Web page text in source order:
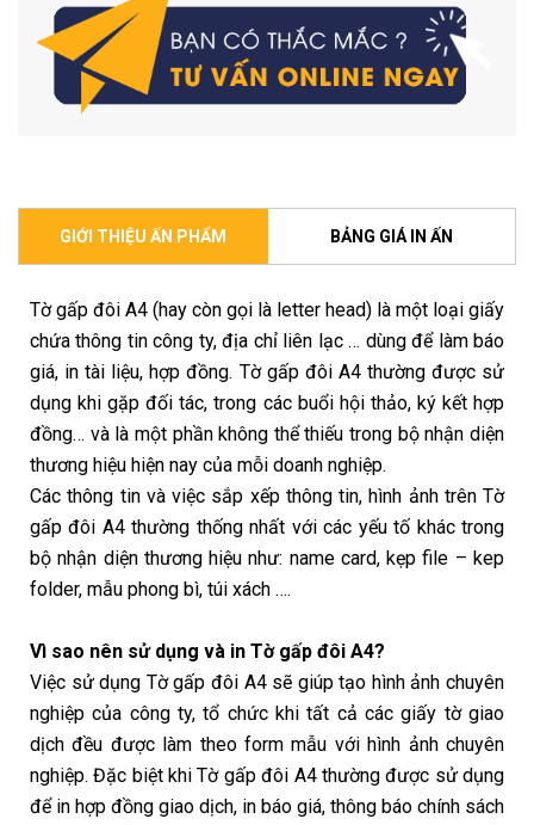
GIỚI THIỆU ẤN PHẨM BẢNG GIÁ IN ẤN
Tờ gấp đôi A4 (hay còn gọi là letter head) là một loại giấy
chứa thông tin công ty, địa chỉ liên lạc … dùng để làm báo
giá, in tài liệu, hợp đồng. Tờ gấp đôi A4 thường được sử
dụng khi gặp đối tác, trong các buổi hội thảo, ký kết hợp
đồng… và là một phần không thể thiếu trong bộ nhận diện
thương hiệu hiện nay của mỗi doanh nghiệp.
Các thông tin và việc sắp xếp thông tin, hình ảnh trên Tờ
gấp đôi A4 thường thống nhất với các yếu tố khác trong
bộ nhận diện thương hiệu như: name card, kẹp file – kep
folder, mẫu phong bì, túi xách ….
Vì sao nên sử dụng và in Tờ gấp đôi A4?
Việc sử dụng Tờ gấp đôi A4 sẽ giúp tạo hình ảnh chuyên
nghiệp của công ty, tổ chức khi tất cả các giấy tờ giao
dịch đều được làm theo form mẫu với hình ảnh chuyên
nghiệp. Đặc biệt khi Tờ gấp đôi A4 thường được sử dụng
để in hợp đồng giao dịch, in báo giá, thông báo chính sách